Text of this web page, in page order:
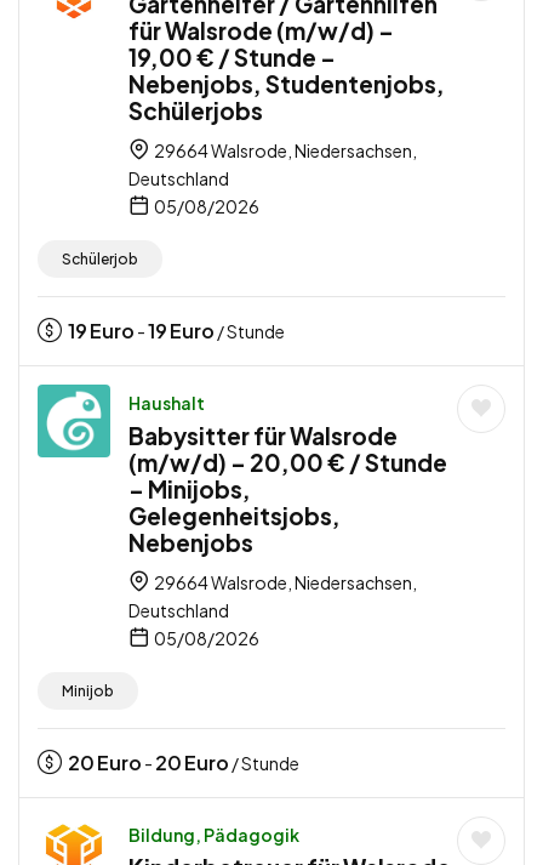
für Walsrode (m/w/d) –
19,00 € / Stunde –
Nebenjobs, Studentenjobs,
Schülerjobs
29664 Walsrode, Niedersachsen,
Deutschland
05/08/2026
Schülerjob
19Euro -19Euro / Stunde
Haushalt
Babysitter für Walsrode
(m/w/d) – 20,00 € / Stunde
– Minijobs,
Gelegenheitsjobs,
Nebenjobs
29664 Walsrode, Niedersachsen,
Deutschland
05/08/2026
Minijob
20Euro - 20Euro / Stunde
Bildung, Pädagogik